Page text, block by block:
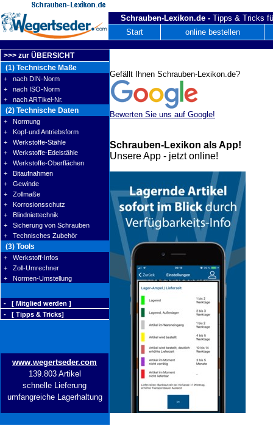
Schrauben-Lexikon.de - Tipps & Tricks
Start
online bestellen
>>> zur ÜBERSICHT
(1) Technische Maße
+ nach DIN-Norm
+ nach ISO-Norm
+ nach ARTikel-Nr.
(2) Technische Daten
+ Normung
+ Kopf-und Antriebsform
+ Werkstoffe-Stähle
+ Werkstoffe-Edelstähle
+ Werkstoffe-Oberflächen
+ Bitaufnahmen
+ Gewinde
+ Zollmaße
+ Korrosionsschutz
+ Blindniettechnik
+ Sicherung von Schrauben
+ Technisches Zubehör
(3) Tools
+ Werkstoff-Infos
+ Zoll-Umrechner
+ Normen-Umstellung
- [ Mitglied werden ]
- [ Tipps & Tricks]
www.wegertseder.com
139.803 Artikel
schnelle Lieferung
umfangreiche Lagerhaltung
Gefällt Ihnen Schrauben-Lexikon.de?
Bewerten Sie uns auf Google!
Schrauben-Lexikon als App!
Unsere App - jetzt online!